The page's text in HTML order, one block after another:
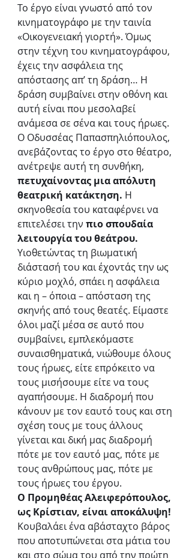
Το έργο είναι γνωστό από τον
κινηματογράφο με την ταινία
«Οικογενειακή γιορτή». Όμως
στην τέχνη του κινηματογράφου,
έχεις την ασφάλεια της
απόστασης απ’ τη δράση… Η
δράση συμβαίνει στην οθόνη και
αυτή είναι που μεσολαβεί
ανάμεσα σε σένα και τους ήρωες.
Ο Οδυσσέας Παπασπηλιόπουλος,
ανεβάζοντας το έργο στο θέατρο,
ανέτρεψε αυτή τη συνθήκη,
πετυχαίνοντας μια απόλυτη
θεατρική κατάκτηση. Η
σκηνοθεσία του καταφέρνει να
επιτελέσει την πιο σπουδαία
λειτουργία του θεάτρου.
Υιοθετώντας τη βιωματική
διάστασή του και έχοντάς την ως
κύριο μοχλό, σπάει η ασφάλεια
και η – όποια – απόσταση της
σκηνής από τους θεατές. Είμαστε
όλοι μαζί μέσα σε αυτό που
συμβαίνει, εμπλεκόμαστε
συναισθηματικά, νιώθουμε όλους
τους ήρωες, είτε επρόκειτο να
τους μισήσουμε είτε να τους
αγαπήσουμε. Η διαδρομή που
κάνουν με τον εαυτό τους και στη
σχέση τους με τους άλλους
γίνεται και δική μας διαδρομή
πότε με τον εαυτό μας, πότε με
τους ανθρώπους μας, πότε με
τους ήρωες του έργου.
Ο Προμηθέας Αλειφερόπουλος,
ως Κρίστιαν, είναι αποκάλυψη!
Κουβαλάει ένα αβάσταχτο βάρος
που αποτυπώνεται στα μάτια του
και στο σώμα του από την πρώτη